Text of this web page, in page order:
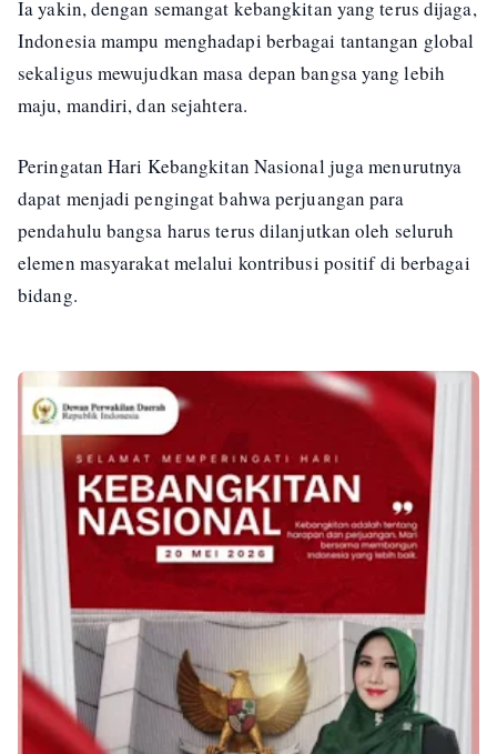
Ia yakin, dengan semangat kebangkitan yang terus dijaga,
Indonesia mampu menghadapi berbagai tantangan global
sekaligus mewujudkan masa depan bangsa yang lebih
maju, mandiri, dan sejahtera.
Peringatan Hari Kebangkitan Nasional juga menurutnya
dapat menjadi pengingat bahwa perjuangan para
pendahulu bangsa harus terus dilanjutkan oleh seluruh
elemen masyarakat melalui kontribusi positif di berbagai
bidang.